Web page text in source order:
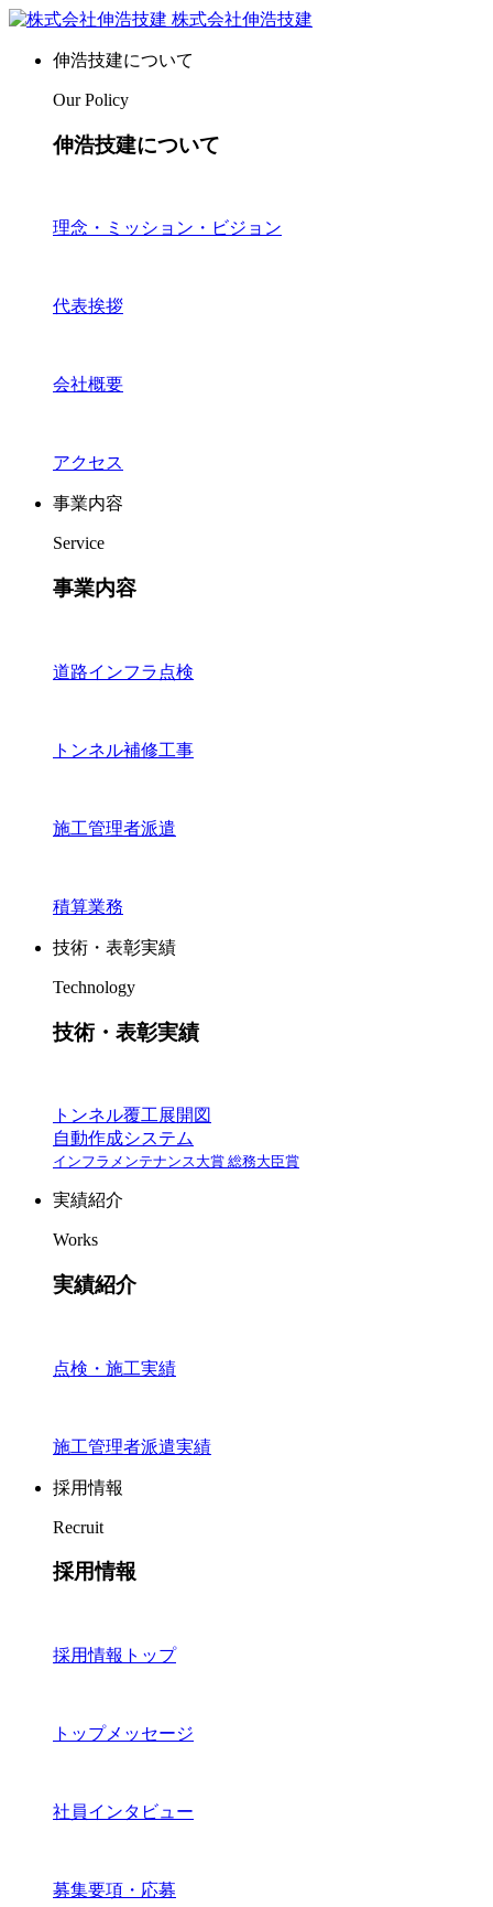
株式会社伸浩技建
伸浩技建について
Our Policy
伸浩技建について
理念・ミッション・ビジョン
代表挨拶
会社概要
アクセス
事業内容
Service
事業内容
道路インフラ点検
トンネル補修工事
施工管理者派遣
積算業務
技術・表彰実績
Technology
技術・表彰実績
トンネル覆工展開図
自動作成システム
インフラメンテナンス大賞 総務大臣賞
実績紹介
Works
実績紹介
点検・施工実績
施工管理者派遣実績
採用情報
Recruit
採用情報
採用情報トップ
トップメッセージ
社員インタビュー
募集要項・応募